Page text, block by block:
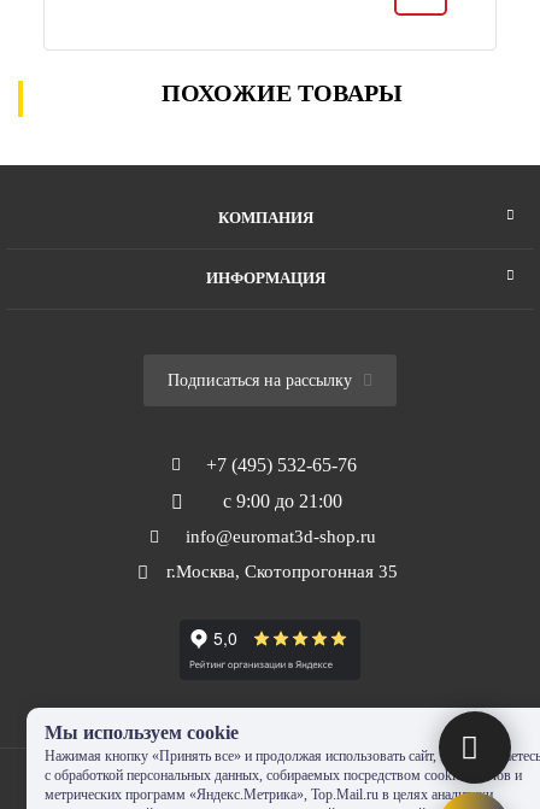
ПОХОЖИЕ ТОВАРЫ
КОМПАНИЯ
ИНФОРМАЦИЯ
Подписаться на рассылку
+7 (495) 532-65-76
с 9:00 до 21:00
info@euromat3d-shop.ru
г.Москва, Скотопрогонная 35
Мы используем cookie
Нажимая кнопку «Принять все» и продолжая использовать сайт, Вы
с обработкой персональных данных, собираемых посредством cookie-файлов и
метрических программ «Яндекс.Метрика», Top.Mail.ru в целях аналитики